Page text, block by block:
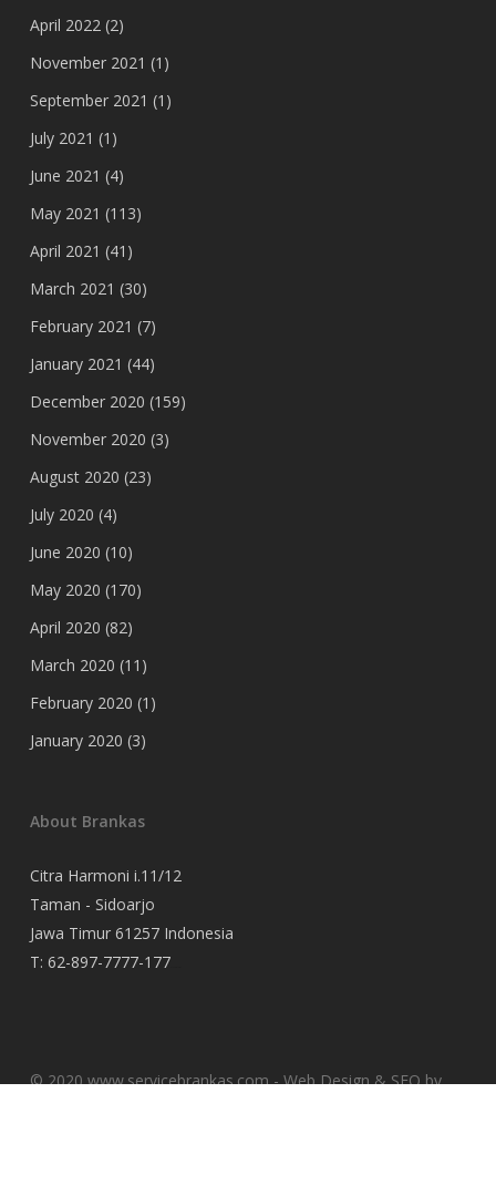
April 2022(2)
November 2021 (1)
September 2021 (1)
July 2021 (1)
June 2021 (4)
May 2021 (113)
April 2021 (41)
March 2021 (30)
February 2021 (7)
January 2021 (44)
December 2020 (159)
November 2020 (3)
August 2020 (23)
July 2020 (4)
June 2020 (10)
May 2020 (170)
April 2020 (82)
March 2020 (11)
February 2020 (1)
January 2020 (3)
About Brankas
Citra Harmoni i.11/12
Taman - Sidoarjo
Jawa Timur 61257 Indonesia
T: 62-897-7777-177
© 2020 www.servicebrankas.com - Web Design & SEO by